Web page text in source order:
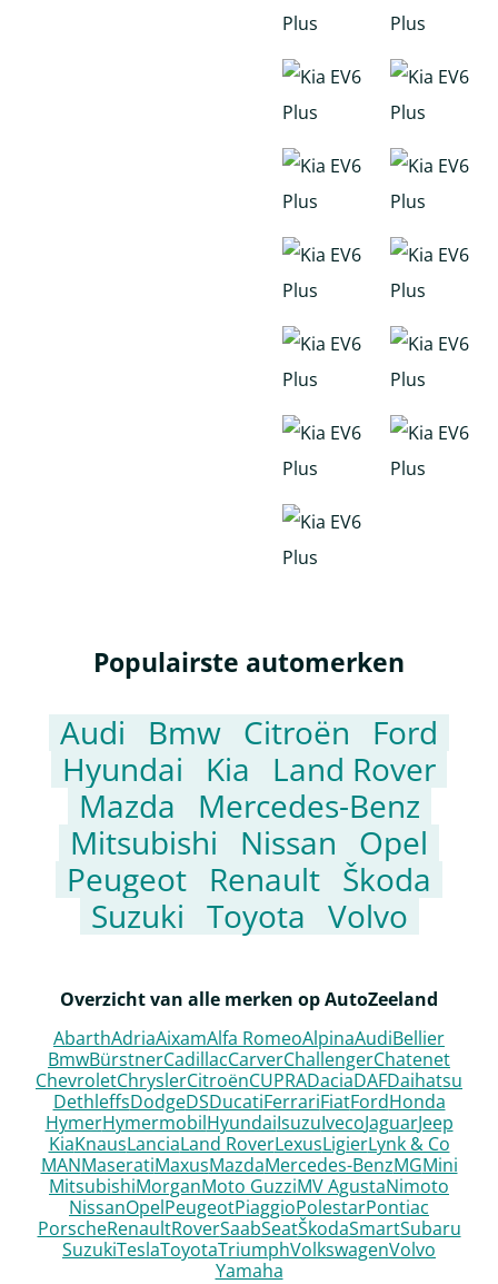
Populairste automerken
Audi Bmw Citroën
Ford
Hyundai
Kia
Land Rover
Mazda
Mercedes-Benz
Mitsubishi
Nissan
Opel
Peugeot Renault Škoda
Suzuki Toyota Volvo
Overzicht van alle merken op AutoZeeland
AbarthAdriaAixamAlfa RomeoAlpinaAudiBellier
BmwBürstnerCadillacCarverChallengerChatenet
ChevroletChryslerCitroënCUPRADaciaDAFDaihatsu
DethleffsDodgeDSDucatiFerrariFiatFordHonda
HymerHymermobilHyundaiIsuzuIvecoJaguarJeep
KiaKnausLanciaLand RoverLexusLigierLynk & Co
MANMaseratiMaxusMazdaMercedes-BenzMGMini
MitsubishiMorganMoto GuzziMV AgustaNimoto
NissanOpelPeugeotPiaggioPolestarPontiac
PorscheRenaultRoverSaabSeatŠkodaSmartSubaru
SuzukiTeslaToyotaTriumphVolkswagenVolvo
Yamaha